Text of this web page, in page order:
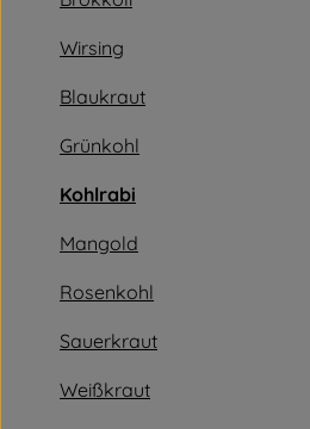
Vorratskammer
Angebot
Getränke
So geht's
Rezepte
Über uns
Wirsing
Blaukraut
Grünkohl
Kohlrabi
Mangold
Rosenkohl
Sauerkraut
Weißkraut